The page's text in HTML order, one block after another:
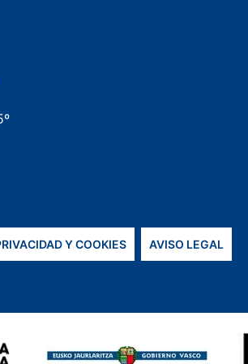
Y COOKIES AVISO LEGAL